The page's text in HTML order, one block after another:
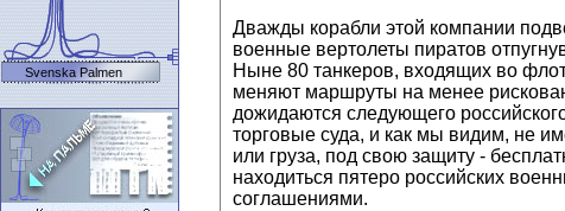
Дважды корабли этой компании
военные вертолеты пиратов
Ныне 80 танкеров, входящих во
меняют маршруты на менее
дожидаются следующего
торговые суда, и как мы видим, не
или груза, под свою защиту -
находиться пятеро российских
соглашениями.
Svenska Palmen